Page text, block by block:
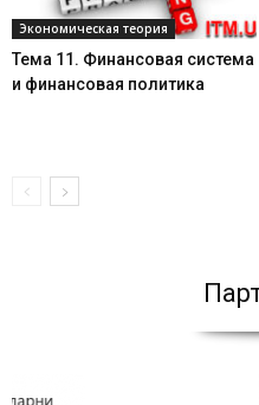
Экономическая теория
Тема 11. Финансовая система
и финансовая политика